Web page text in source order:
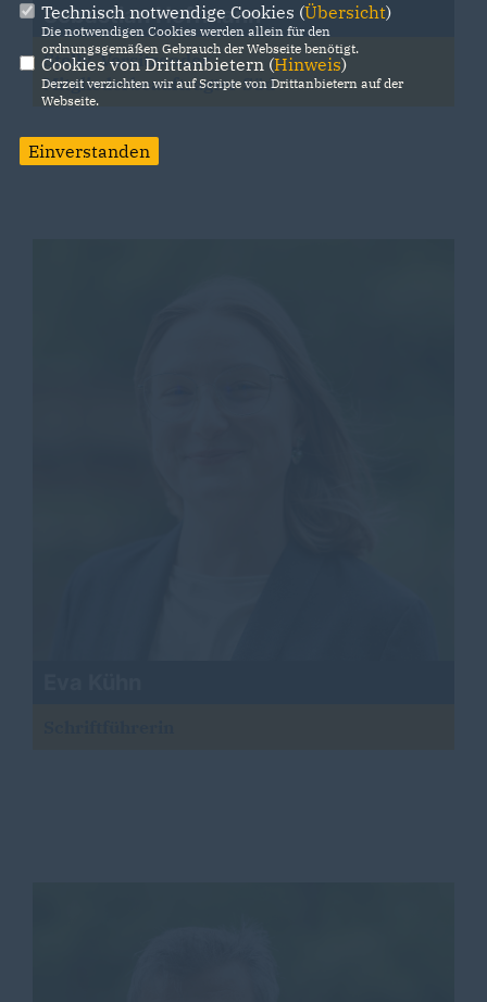
Sebastian Hoffmann
Stellv. Vorsitzender
Mitgliederbeauftragter Süd
Technisch notwendige Cookies (Übersicht)
Die notwendigen Cookies werden allein für den
ordnungsgemäßen Gebrauch der Webseite benötigt.
Cookies von Drittanbietern (Hinweis)
Derzeit verzichten wir auf Scripte von Drittanbietern auf der
Webseite.
Einverstanden